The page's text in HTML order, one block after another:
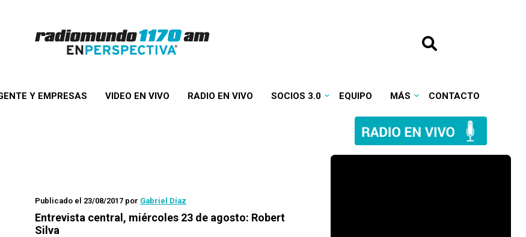
Y EMPRESAS VIDEO EN VIVO RADIO EN VIVO SOCIOS 3.0 EQUIPO MÁS CONTACTO
Publicado el 23/08/2017 por Gabriel Díaz
Entrevista central, miércoles 23 de agosto: Robert
Silva